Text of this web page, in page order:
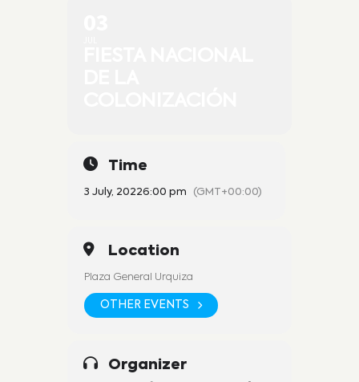
Time
3 July, 20226:00 pm (GMT+00:00)
Location
Plaza General Urquiza
OTHER EVENTS
Organizer